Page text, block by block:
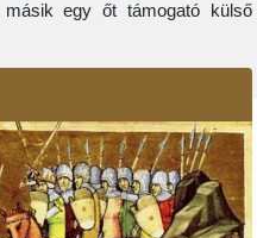
egy őt támogató külső